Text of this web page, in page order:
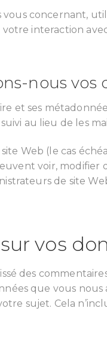
concernant,
interaction
nous vos
et ses
au lieu de les
Web (le cas
voir,
de site
vos
des
que vous
sujet. Cela